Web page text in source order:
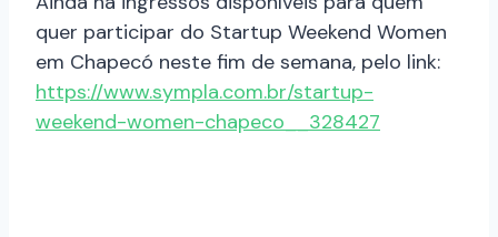
quer participar do Startup Weekend Women
em Chapecó neste fim de semana, pelo link:
https://www.sympla.com.br/startup-
weekend-women-chapeco__328427